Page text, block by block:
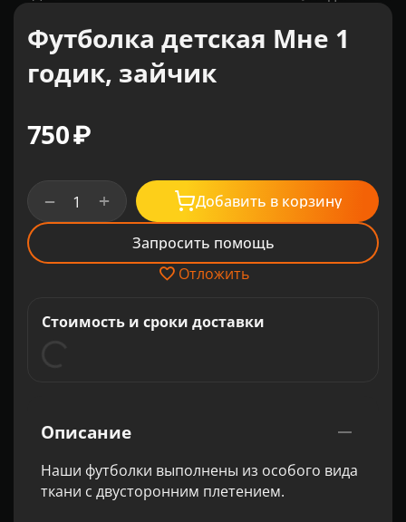
Футболка детская Мне 1
годик, зайчик
‍750‍₽
+
− Добавить в корзину
Запросить помощь
Отложить
Стоимость и сроки доставки
Описание
Наши футболки выполнены из особого вида
ткани с двусторонним плетением.